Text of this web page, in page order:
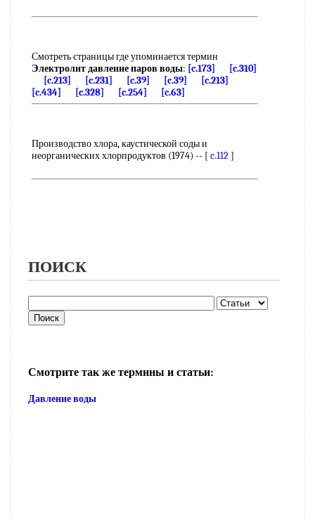
Смотреть страницы где упоминается термин
Электролит давление паров воды: [c.173]
[c.310]
[c.213]
[c.231] [c.39] [c.39]
[c.213]
[c.434]
[c.328] [c.254] [c.63]
Производство хлора, каустической соды и
неорганических хлорпродуктов (1974) -- [ c.112]
ПОИСК
Смотрите так же термины и статьи:
Давление воды